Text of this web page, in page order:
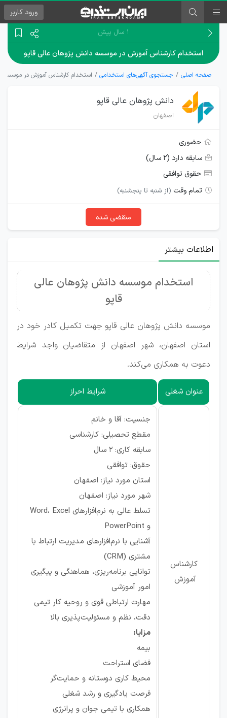
ورود کاربر
۱ سال پیش
استخدام کارشناس آموزش در موسسه دانش پژوهان عالی قاپو
صفحه اصلی جستجوی آگهی‌های استخدامی استخدام کارشناس آموزش در موسسه
دانش پژوهان عالی قاپو
اصفهان
حضوری
سابقه دارد (۲ سال)
حقوق توافقی
تمام وقت (از شنبه تا پنجشنبه)
منقضی شده
اطلاعات بیشتر
استخدام موسسه دانش پژوهان عالی
قاپو
موسسه دانش پژوهان عالی قاپو جهت تکمیل کادر خود در
استان اصفهان، شهر اصفهان از متقاضیان واجد شرایط
دعوت به همکاری می‌کند.
عنوان شغلی شرایط احراز
کارشناس
آموزش
جنسیت: آقا و خانم
مقطع تحصیلی: کارشناسی
سابقه کاری: ۲ سال
حقوق: توافقی
استان مورد نیاز: اصفهان
شهر مورد نیاز: اصفهان
تسلط عالی به نرم‌افزارهای Word، Excel
و PowerPoint
آشنایی با نرم‌افزارهای مدیریت ارتباط با
مشتری (CRM)
توانایی برنامه‌ریزی، هماهنگی و پیگیری
امور آموزشی
مهارت ارتباطی قوی و روحیه کار تیمی
دقت، نظم و مسئولیت‌پذیری بالا
مزایا:
بیمه
فضای استراحت
محیط کاری دوستانه و حمایت‌گر
فرصت یادگیری و رشد شغلی
همکاری با تیمی جوان و پرانرژی